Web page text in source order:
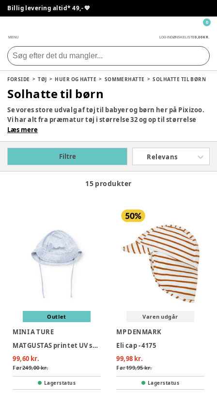
Billig levering altid* 49,- 💙
MENU LOG INDØNSKELISTE0,00 KR.
0
FORSIDE TØJ HUER OG HATTE SOMMERHATTE SOLHATTE TIL BØRN
Solhatte til børn
Se vores store udvalg af tøj til babyer og børn her på Pixizoo.
Vi har alt fra præmatur tøj i størrelse 32 og op til størrelse
140, så uanset jeres behov, kan I finde det perfekte tøj match
uldtøj, bodyer, heldragter eller noget helt andet? Så tag et
kig på hele vores udvalg. Hos Pixizoo tilbyder vi populære
mærker som Lil' Atelier, hummel, Mikk-Line, Wheat og
Læs mere
Filtre Relevans
15 produkter
Outlet
MINI A TURE
MATGUSTAS printet UV solhat - 0151
99,60 kr.
Før249,00 kr.
Lagerstatus
Varen udgår
MP DENMARK
Eli cap - 4175
99,98 kr.
Før199,95 kr.
Lagerstatus